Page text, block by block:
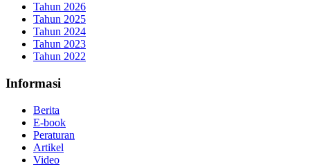
Tahun 2026
Tahun 2025
Tahun 2024
Tahun 2023
Tahun 2022
Informasi
Berita
E-book
Peraturan
Artikel
Video